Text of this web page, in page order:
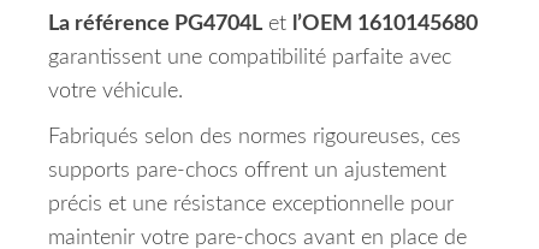
La référence PG4704L et l’OEM 1610145680
garantissent une compatibilité parfaite avec
votre véhicule.
Fabriqués selon des normes rigoureuses, ces
supports pare-chocs offrent un ajustement
précis et une résistance exceptionnelle pour
maintenir votre pare-chocs avant en place de